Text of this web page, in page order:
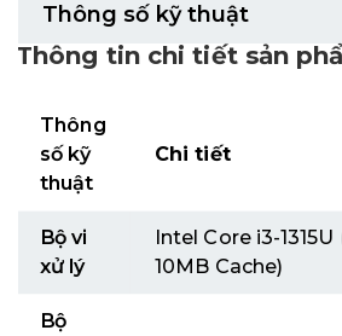
Thông số kỹ thuật
Thông tin chi tiết sản
Thông
số kỹ
thuật
Chi tiết
Bộ vi
xử lý
Intel Core i3-
10MB Cache)
Bộ